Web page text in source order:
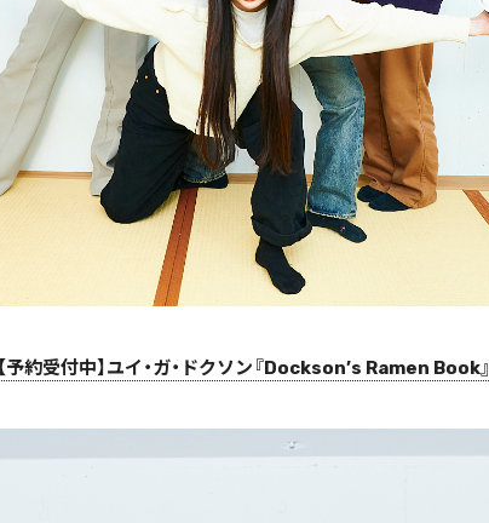
【予約受付中】ユイ・ガ・ドクソン『Dockson’s Ramen Book』